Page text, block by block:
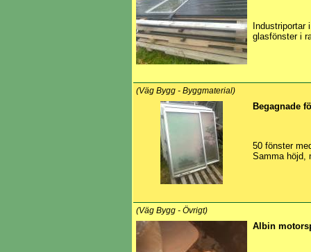
glasfönster i
(Väg Bygg - Byggmaterial)
Begagnade
50 fönster
Samma höjd,
(Väg Bygg - Övrigt)
Albin